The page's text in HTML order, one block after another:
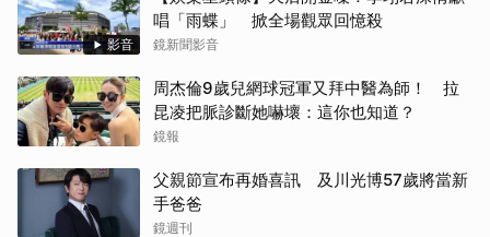
影音
唱「雨蝶」 掀全場觀眾回憶殺
鏡新聞影音
周杰倫9歲兒網球冠軍又拜中醫為師！ 拉
昆凌把脈診斷她嚇壞：這你也知道？
鏡報
父親節宣布再婚喜訊 及川光博57歲將當新
手爸爸
鏡週刊